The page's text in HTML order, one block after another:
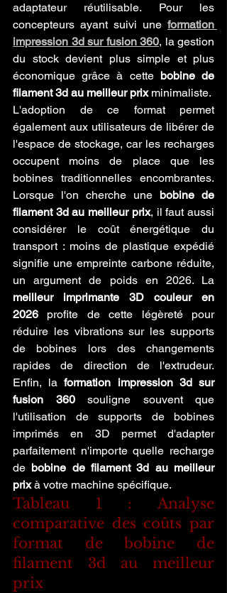
adaptateur réutilisable. Pour les
concepteurs ayant suivi une formation
impression 3d sur fusion 360, la gestion
du stock devient plus simple et plus
économique grâce à cette bobine de
filament 3d au meilleur prix minimaliste.
L'adoption de ce format permet
également aux utilisateurs de libérer de
l'espace de stockage, car les recharges
occupent moins de place que les
bobines traditionnelles encombrantes.
Lorsque l'on cherche une bobine de
filament 3d au meilleur prix, il faut aussi
considérer le coût énergétique du
transport : moins de plastique expédié
signifie une empreinte carbone réduite,
meilleur imprimante 3D couleur en
2026 profite de cette légèreté pour
réduire les vibrations sur les supports
de bobines lors des changements
rapides de direction de l'extrudeur.
Enfin, la formation impression 3d sur
fusion 360 souligne souvent que
l'utilisation de supports de bobines
imprimés en 3D permet d'adapter
parfaitement n'importe quelle recharge
de bobine de filament 3d au meilleur
prix à votre machine spécifique.
Tableau 1 : Analyse
comparative des coûts par
format de bobine de
filament 3d au meilleur
prix